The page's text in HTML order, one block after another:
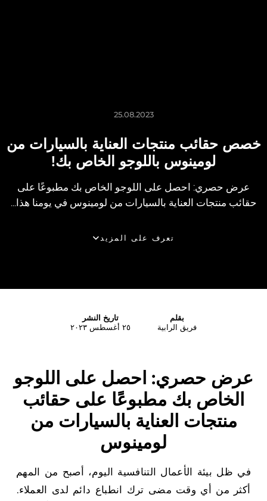
25.08.2023
خصص حقائب منتجات العناية بالسيارات من
لومينوس باللوجو الخاص بك!
عرض حصري: احصل على اللوجو الخاص بك مطبوعًا على
حقائب منتجات العناية بالسيارات من لومينوس في يومنا هذا...
تعرف على المزيد
بقلم
فريق الرابية
تاريخ النشر
٢٥ أغسطس ٢٠٢٣
عرض حصري: احصل على اللوجو
الخاص بك مطبوعًا على حقائب
منتجات العناية بالسيارات من
لومينوس
في ظل بيئة الأعمال التنافسية اليوم، أصبح من المهم
أكثر من أي وقت مضى ترك انطباع دائم لدى العملاء.